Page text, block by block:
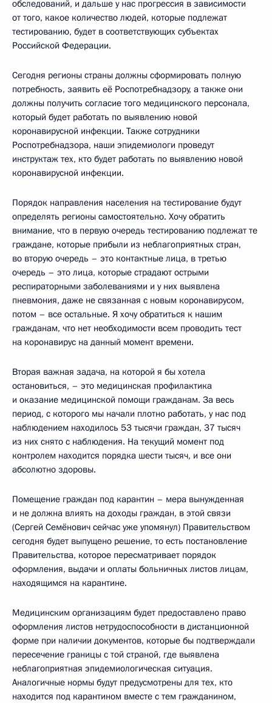
обследований, и дальше у нас прогрессия в зависимости
от того, какое количество людей, которые подлежат
тестированию, будет в соответствующих субъектах
Российской Федерации.
Сегодня регионы страны должны сформировать полную
потребность, заявить её Роспотребнадзору, а также они
должны получить согласие того медицинского персонала,
который будет работать по выявлению новой
коронавирусной инфекции. Также сотрудники
Роспотребнадзора, наши эпидемиологи проведут
инструктаж тех, кто будет работать по выявлению новой
коронавирусной инфекции.
Порядок направления населения на тестирование будут
определять регионы самостоятельно. Хочу обратить
внимание, что в первую очередь тестированию подлежат те
граждане, которые прибыли из неблагоприятных стран,
во вторую очередь – это контактные лица, в третью
очередь – это лица, которые страдают острыми
респираторными заболеваниями и у них выявлена
пневмония, даже не связанная с новым коронавирусом,
потом – все остальные. Я хочу обратиться к нашим
гражданам, что нет необходимости всем проводить тест
на коронавирус на данный момент времени.
Вторая важная задача, на которой я бы хотела
остановиться, – это медицинская профилактика
и оказание медицинской помощи гражданам. За весь
период, с которого мы начали плотно работать, у нас под
наблюдением находилось 53 тысячи граждан, 37 тысяч
из них снято с наблюдения. На текущий момент под
контролем находится порядка шести тысяч, и все они
абсолютно здоровы.
Помещение граждан под карантин – мера вынужденная
и не должна влиять на доходы граждан, в этой связи
(Сергей Семёнович сейчас уже упомянул) Правительством
сегодня будет выпущено решение, то есть постановление
Правительства, которое пересматривает порядок
оформления, выдачи и оплаты больничных листов лицам,
находящимся на карантине.
Медицинским организациям будет предоставлено право
оформления листов нетрудоспособности в дистанционной
форме при наличии документов, которые бы подтверждали
пересечение границы с той страной, где выявлена
неблагоприятная эпидемиологическая ситуация.
Аналогичные нормы будут предусмотрены для тех, кто
находится под карантином вместе с тем гражданином,